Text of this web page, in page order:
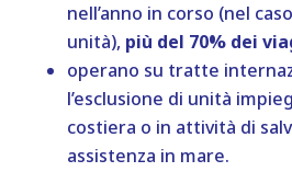
nell’anno in corso (nel
unità), più del 70% dei
operano su tratte
l’esclusione di unità
costiera o in attività di
assistenza in mare.